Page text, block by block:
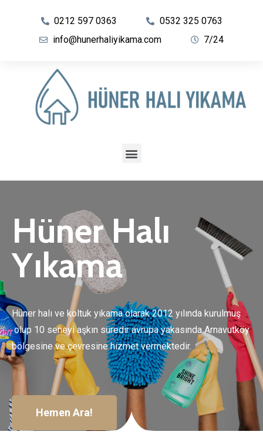
0212 597 0363
0532 325 0763
info@hunerhaliyikama.com
7/24
Hüner Halı
Yıkama
Hüner halı ve koltuk yıkama olarak 2012 yılında kurulmuş
olup 10 seneyi aşkın süredir avrupa yakasında Arnavutköy
bölgesine ve çevresine hizmet vermektedir.
Hemen Ara!